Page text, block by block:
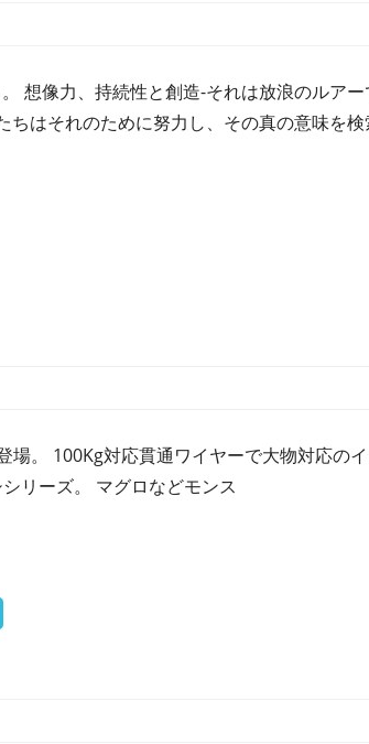
想像力、持続性と創造-それは放浪のルア
ちはそれのために努力し、その真の意味を
。 100Kg対応貫通ワイヤーで大物対応の
ーズ。 マグロなどモンス